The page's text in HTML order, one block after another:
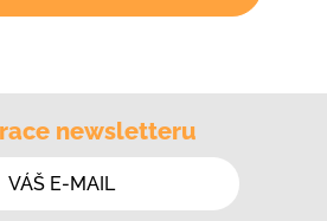
newsletteru